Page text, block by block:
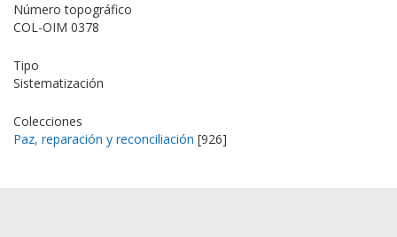
Número topográfico
COL-OIM 0378
Tipo
Sistematización
Colecciones
Paz, reparación y reconciliación [926]